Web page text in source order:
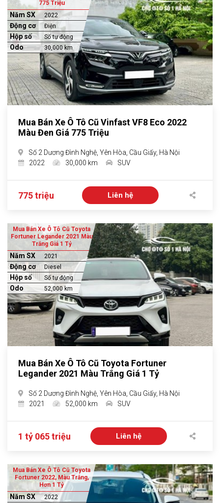
775 Triệu
Năm SX 2022
Động cơ Điện
Hộp số Số tự động
Odo 30,000 km
Mua Bán Xe Ô Tô Cũ Vinfast VF8 Eco 2022
Màu Đen Giá 775 Triệu
Số 2 Dương Đình Nghệ, Yên Hòa, Cầu Giấy, Hà Nội
2022
30,000 km SUV
775 triệu Liên hệ
Mua Bán Xe Ô Tô Cũ Toyota
Fortuner Legander 2021 Màu
Trắng Giá 1 Tỷ
Năm SX 2021
Động cơ Diesel
Hộp số Số tự động
Odo 52,000 km
Mua Bán Xe Ô Tô Cũ Toyota Fortuner
Legander 2021 Màu Trắng Giá 1 Tỷ
Số 2 Dương Đình Nghệ, Yên Hòa, Cầu Giấy, Hà Nội
2021
52,000 km SUV
1 tỷ 065 triệu Liên hệ
Mua Bán Xe Ô Tô Cũ Toyota
Fortuner 2022, Màu Trắng,
Hơn 1 Tỷ
Năm SX 2022